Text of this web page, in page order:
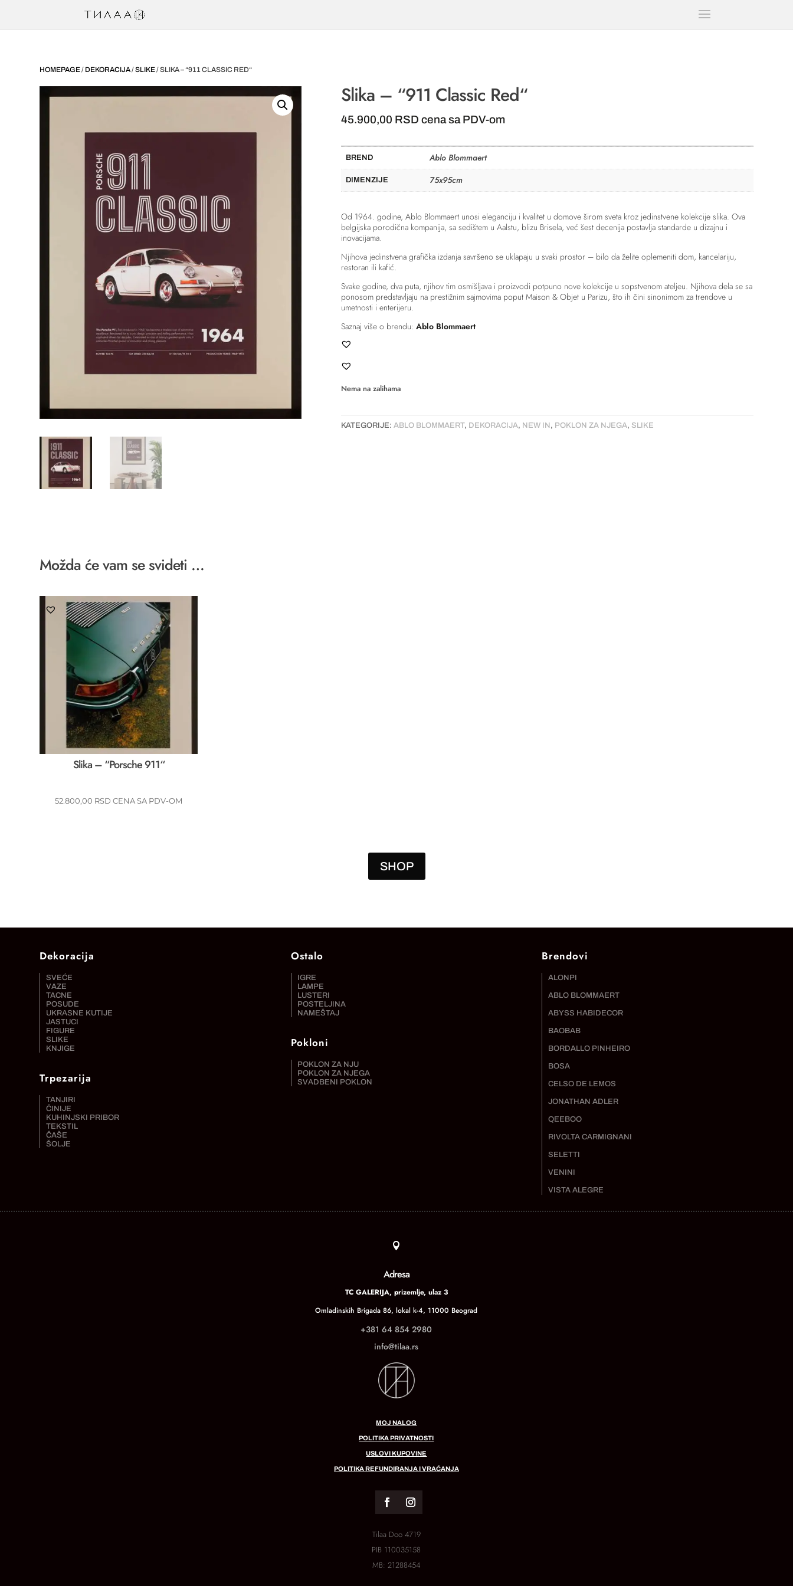
HOMEPAGE/ DEKORACIJA/SLIKE/ SLIKA – “911 CLASSIC RED“
Slika – “911 Classic Red“
45.900,00 RSD cena sa PDV-om
BREND Ablo Blommaert
DIMENZIJE 75x95cm
Od 1964. godine, Ablo Blommaert unosi eleganciju i kvalitet u domove širom sveta kroz jedinstvene kolekcije slika. Ova
belgijska porodična kompanija, sa sedištem u Aalstu, blizu Brisela, već šest decenija postavlja standarde u dizajnu i
inovacijama.
Njihova jedinstvena grafička izdanja savršeno se uklapaju u svaki prostor – bilo da želite oplemeniti dom, kancelariju,
restoran ili kafić.
Svake godine, dva puta, njihov tim osmišljava i proizvodi potpuno nove kolekcije u sopstvenom ateljeu. Njihova dela se sa
ponosom predstavljaju na prestižnim sajmovima poput Maison & Objet u Parizu, što ih čini sinonimom za trendove u
umetnosti i enterijeru.
Saznaj više o brendu: Ablo Blommaert
Nema na zalihama
KATEGORIJE: ABLO BLOMMAERT, DEKORACIJA, NEW IN , POKLON ZA NJEGA, SLIKE
Možda će vam se svideti …
Slika – “Porsche 911“
52.800,00 RSD CENA SA PDV-OM
SHOP
Dekoracija
SVEĆE
VAZE
TACNE
POSUDE
UKRASNE KUTIJE
JASTUCI
FIGURE
SLIKE
KNJIGE
Trpezarija
TANJIRI
ČINIJE
KUHINJSKI PRIBOR
TEKSTIL
ČAŠE
ŠOLJE
Ostalo
IGRE
LAMPE
LUSTERI
POSTELJINA
NAMEŠTAJ
Pokloni
POKLON ZA NJU
POKLON ZA NJEGA
SVADBENI POKLON
Brendovi
ALONPI
ABLO BLOMMAERT
ABYSS HABIDECOR
BAOBAB
BORDALLO PINHEIRO
BOSA
CELSO DE LEMOS
JONATHAN ADLER
QEEBOO
RIVOLTA CARMIGNANI
SELETTI
VENINI
VISTA ALEGRE

Adresa
TC GALERIJA, prizemlje, ulaz 3
Omladinskih Brigada 86, lokal k-4, 11000 Beograd
+381 64 854 2980
info@tilaa.rs
MOJ NALOG
POLITIKA PRIVATNOSTI
USLOVI KUPOVINE
POLITIKA REFUNDIRANJA I VRAĆANJA
Tilaa Doo 4719
PIB 110035158
MB:21288454